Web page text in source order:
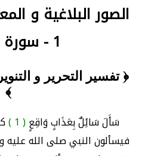
الصور البلاغية و
1 - سورة المعارج
﴿ تفسير التحرير و
﴾
سَأَلَ سَائِلٌ بِعَذَابٍ وَاقِعٍ( 1 )
فيسألون النبي صلى الله